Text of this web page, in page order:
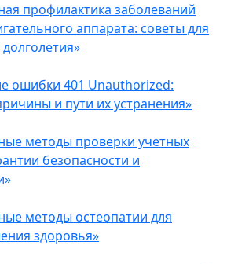
профилактика заболеваний
аппарата: советы для
ошибки 401 Unauthorized:
и пути их устранения»
методы проверки учетных
безопасности и
методы остеопатии для
здоровья»